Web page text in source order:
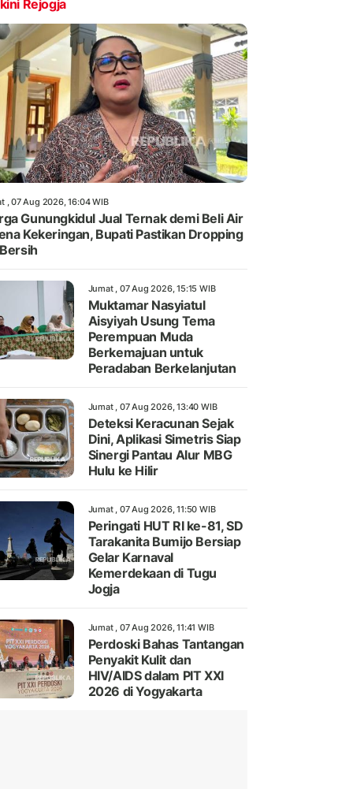
Rejogja
, 07 Aug 2026, 16:04 WIB
Gunungkidul Jual Ternak demi Beli Air
Kekeringan, Bupati Pastikan Dropping
Jumat , 07 Aug 2026, 15:15 WIB
Muktamar Nasyiatul
Aisyiyah Usung Tema
Perempuan Muda
Berkemajuan untuk
Peradaban Berkelanjutan
Jumat , 07 Aug 2026, 13:40 WIB
Deteksi Keracunan Sejak
Dini, Aplikasi Simetris Siap
Sinergi Pantau Alur MBG
Hulu ke Hilir
Jumat , 07 Aug 2026, 11:50 WIB
Peringati HUT RI ke-81, SD
Tarakanita Bumijo Bersiap
Gelar Karnaval
Kemerdekaan di Tugu
Jogja
Jumat , 07 Aug 2026, 11:41 WIB
Perdoski Bahas Tantangan
Penyakit Kulit dan
HIV/AIDS dalam PIT XXI
2026 di Yogyakarta